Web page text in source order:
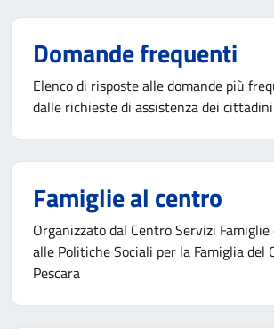
Domande frequenti
Elenco di risposte alle domande più
dalle richieste di assistenza dei
Famiglie al centro
Organizzato dal Centro Servizi
alle Politiche Sociali per la Famiglia del
Pescara